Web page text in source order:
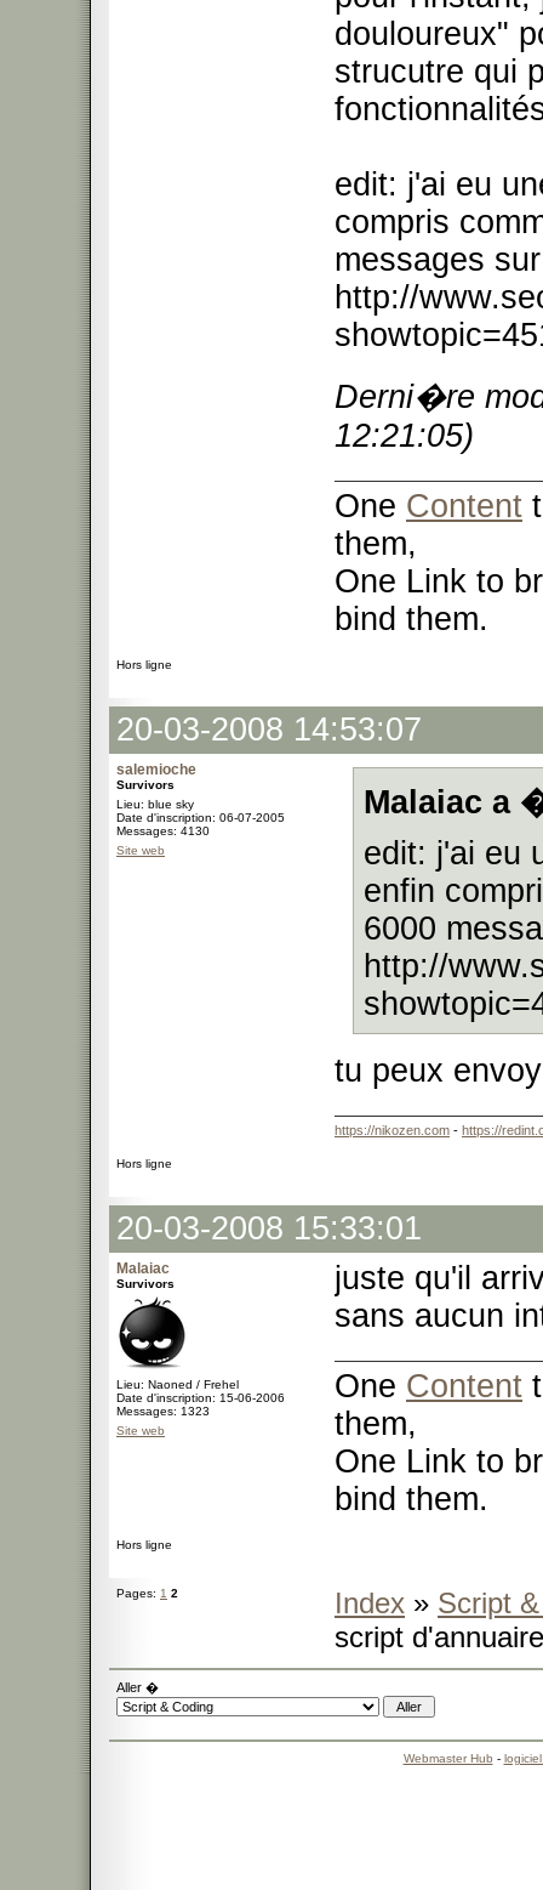
douloureux"
strucutre qui
edit: j'ai eu
compris
messages
http://
Derni�re
12:21:05)
One Content
them,
One Link to
bind them.
Hors ligne
20-03-2008 14:53:07
salemioche
Survivors
Lieu: blue sky
Date d'inscription: 06-07-2005
Messages: 4130
Site web
Malaiac a
edit: j'ai eu
enfin
6000
http://
tu peux
https://nikozen.com - https://
Hors ligne
20-03-2008 15:33:01
Malaiac
Survivors
Lieu: Naoned / Frehel
Date d'inscription: 15-06-2006
Messages: 1323
Site web
juste qu'il
sans aucun
One Content
them,
One Link to
bind them.
Hors ligne
Pages: 1 2 Index » Script
script
Aller �
Webmaster Hub -